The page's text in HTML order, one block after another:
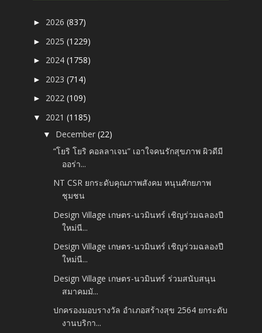
► 2026(837)
► 2025(1229)
► 2024(1758)
► 2023(714)
► 2022(109)
▼ 2021(1185)
▼ December(22)
“โยริ โยริ คอลลาเจน” เอาใจคนรักสุขภาพ ผิวดีมี
ออร่า...
NT CSR ยกระดับคุณภาพสังคม หนุนศักยภาพ
ชุมชน
Design Village เกษตร-นวมินทร์ เชิญร่วมฉลองปี
ใหม่นี...
Design Village เกษตร-นวมินทร์ เชิญร่วมฉลองปี
ใหม่นี...
Design Village เกษตร-นวมินทร์ ร่วมสนับสนุน
สมาคมมั...
ปกครองมอบรางวัล อำเภอสร้างสุข 2564 ยกระดับ
งานบริกา...